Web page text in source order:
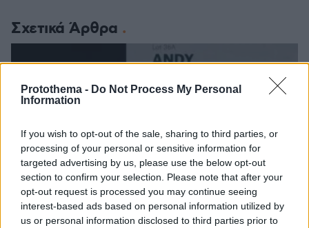
Protothema - Do Not Process My Personal
Information
If you wish to opt-out of the sale, sharing to third parties, or
processing of your personal or sensitive information for
targeted advertising by us, please use the below opt-out
section to confirm your selection. Please note that after your
opt-out request is processed you may continue seeing
interest-based ads based on personal information utilized by
us or personal information disclosed to third parties prior to
Σχετικά Άρθρα